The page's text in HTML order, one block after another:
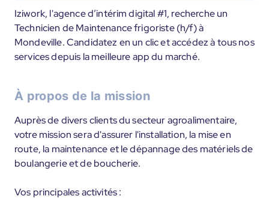
Iziwork, l'agence d’intérim digital #1, recherche un
Technicien de Maintenance frigoriste (h/f) à
Mondeville. Candidatez en un clic et accédez à tous nos
services depuis la meilleure app du marché.
À propos de la mission
Auprès de divers clients du secteur agroalimentaire,
votre mission sera d'assurer l'installation, la mise en
route, la maintenance et le dépannage des matériels de
boulangerie et de boucherie.
Vos principales activités :